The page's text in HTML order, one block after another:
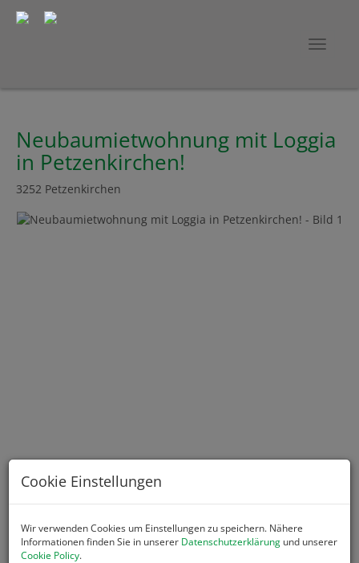
Neubaumietwohnung mit Loggia
in Petzenkirchen!
3252 Petzenkirchen
Cookie Einstellungen
Wir verwenden Cookies um Einstellungen zu speichern. Nähere
Informationen finden Sie in unserer Datenschutzerklärung und unserer
Cookie Policy.